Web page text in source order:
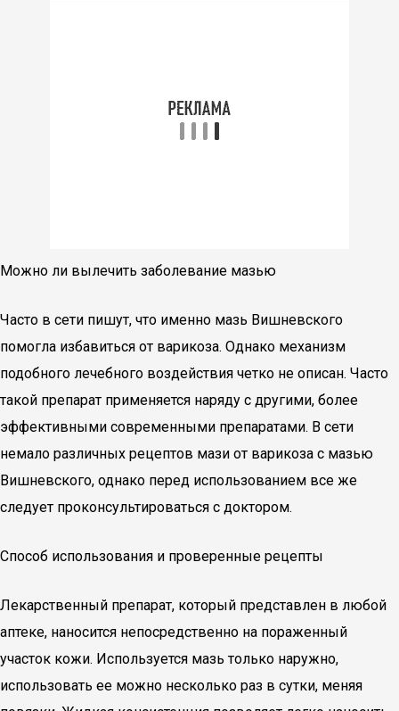
Можно ли вылечить заболевание мазью
Часто в сети пишут, что именно мазь Вишневского
помогла избавиться от варикоза. Однако механизм
подобного лечебного воздействия четко не описан. Часто
такой препарат применяется наряду с другими, более
эффективными современными препаратами. В сети
немало различных рецептов мази от варикоза с мазью
Вишневского, однако перед использованием все же
следует проконсультироваться с доктором.
Способ использования и проверенные рецепты
Лекарственный препарат, который представлен в любой
аптеке, наносится непосредственно на пораженный
участок кожи. Используется мазь только наружно,
использовать ее можно несколько раз в сутки, меняя